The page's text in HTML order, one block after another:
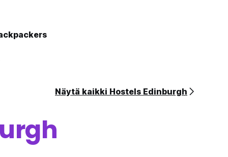
Näytä kaikki Hostels Edinburgh